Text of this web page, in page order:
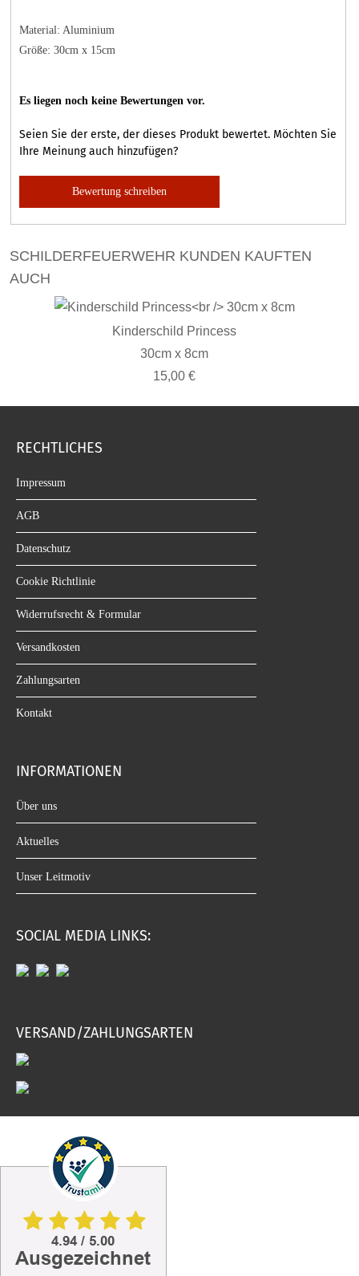
Material: Aluminium
Größe: 30cm x 15cm
Es liegen noch keine Bewertungen vor.
Seien Sie der erste, der dieses Produkt bewertet. Möchten Sie
Ihre Meinung auch hinzufügen?
Bewertung schreiben
SCHILDERFEUERWEHR KUNDEN KAUFTEN
AUCH
Kinderschild Princess
30cm x 8cm
15,00 €
RECHTLICHES
Impressum
AGB
Datenschutz
Cookie Richtlinie
Widerrufsrecht & Formular
Versandkosten
Zahlungsarten
Kontakt
INFORMATIONEN
Über uns
Aktuelles
Unser Leitmotiv
SOCIAL MEDIA LINKS:
VERSAND/ZAHLUNGSARTEN